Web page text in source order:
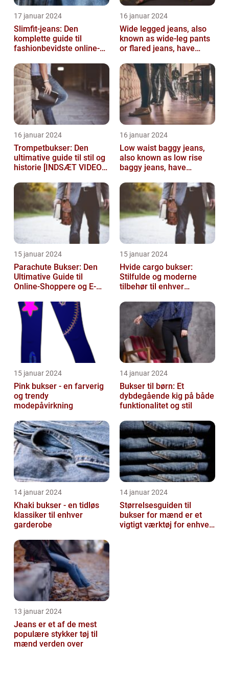
17 januar 2024
Slimfit-jeans: Den
komplette guide til
fashionbevidste online-
16 januar 2024
Wide legged jeans, also
known as wide-leg pants
or flared jeans, have
people...
16 januar 2024
Trompetbukser: Den
ultimative guide til stil og
historie [INDSÆT VIDEO
16 januar 2024
Low waist baggy jeans,
also known as low rise
baggy jeans, have
fashion choice for ...
15 januar 2024
Parachute Bukser: Den
Ultimative Guide til
Online-Shoppere og E-
15 januar 2024
Hvide cargo bukser:
Stilfulde og moderne
tilbehør til enhver
15 januar 2024
Pink bukser - en farverig
og trendy
modepåvirkning
14 januar 2024
Bukser til børn: Et
dybdegående kig på både
funktionalitet og stil
14 januar 2024
Khaki bukser - en tidløs
klassiker til enhver
garderobe
14 januar 2024
Størrelsesguiden til
bukser for mænd er et
vigtigt værktøj for enhver
13 januar 2024
Jeans er et af de mest
populære stykker tøj til
mænd verden over